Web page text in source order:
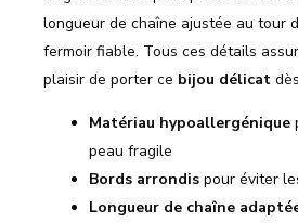
longueur de chaîne ajustée au tour
fermoir fiable. Tous ces détails
plaisir de porter ce bijou délicat
Matériau hypoallergénique
peau fragile
Bords arrondis pour éviter
Longueur de chaîne